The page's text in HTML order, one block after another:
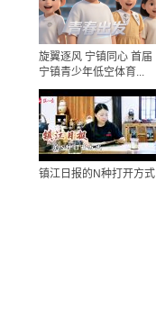
旋翼逐风 宁镇同心 首届
宁镇青少年低空体育...
镇江日报的N种打开方式